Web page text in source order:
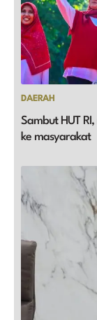
DAERAH
Sambut HUT
ke masyarakat